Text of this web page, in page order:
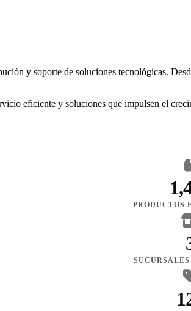
y soporte de soluciones tecnológicas.
eficiente y soluciones que impulsen el
PRODUCTOS